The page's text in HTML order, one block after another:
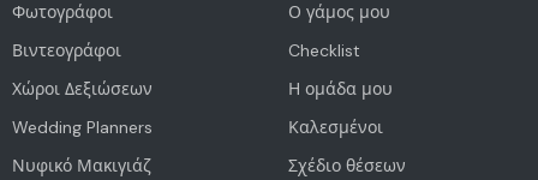
Φωτογράφοι
Βιντεογράφοι
Χώροι Δεξιώσεων
Wedding Planners
Νυφικό Μακιγιάζ
Ο γάμος μου
Checklist
Η ομάδα μου
Καλεσμένοι
Σχέδιο θέσεων